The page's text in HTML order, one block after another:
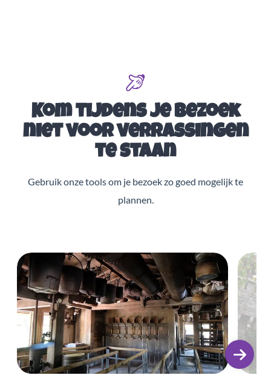
Kom tijdens je bezoek
niet voor verrassingen
te staan
Gebruik onze tools om je bezoek zo goed mogelijk te
plannen.